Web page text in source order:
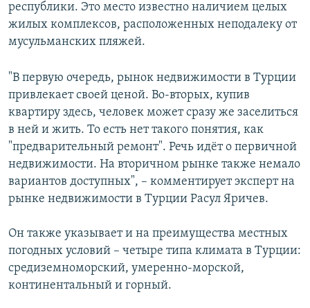
республики. Это место известно наличием целых
жилых комплексов, расположенных неподалеку от
мусульманских пляжей.
"В первую очередь, рынок недвижимости в Турции
привлекает своей ценой. Во-вторых, купив
квартиру здесь, человек может сразу же заселиться
в ней и жить. То есть нет такого понятия, как
"предварительный ремонт". Речь идёт о первичной
недвижимости. На вторичном рынке также немало
вариантов доступных", – комментирует эксперт на
рынке недвижимости в Турции Расул Яричев.
Он также указывает и на преимущества местных
погодных условий – четыре типа климата в Турции:
средиземноморский, умеренно-морской,
континентальный и горный.